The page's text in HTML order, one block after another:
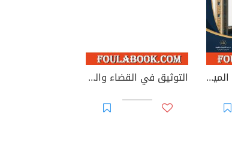
الوصية الواجبة بين الميراث والوصية: دراسة في الطبيعة القانونية والأساس التشريعي وإشكاليات التطبيق التوثيق في القضاء والقانون المغربيين - الأجزاء من 44 إلى 67